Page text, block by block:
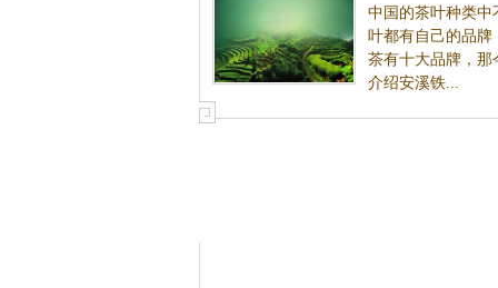
中国的茶叶种类中
叶都有自己的品牌
茶有十大品牌，那
介绍安溪铁...